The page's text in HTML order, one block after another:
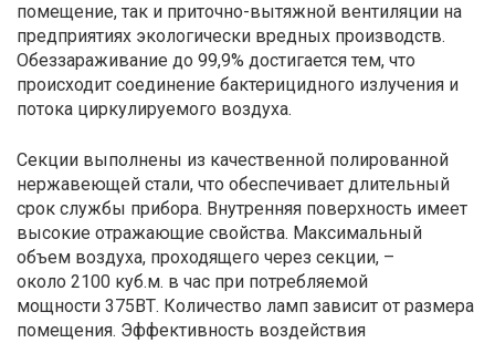
помещение, так и приточно-вытяжной вентиляции на
предприятиях экологически вредных производств.
Обеззараживание до 99,9% достигается тем, что
происходит соединение бактерицидного излучения и
потока циркулируемого воздуха.
Секции выполнены из качественной полированной
нержавеющей стали, что обеспечивает длительный
срок службы прибора. Внутренняя поверхность имеет
высокие отражающие свойства. Максимальный
объем воздуха, проходящего через секции, –
около 2100 куб.м. в час при потребляемой
мощности 375ВТ. Количество ламп зависит от размера
помещения. Эффективность воздействия